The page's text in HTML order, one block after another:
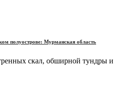
полуострове: Мурманская область
скал, обширной тундры и